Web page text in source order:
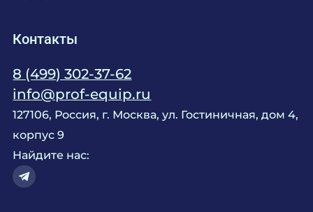
Контакты
8 (499) 302-37-62
info@prof-equip.ru
127106, Россия, г. Москва, ул. Гостиничная, дом 4,
корпус 9
Найдите нас: